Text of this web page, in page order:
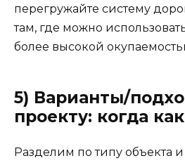
перегружайте систему
там, где можно
более высокой
5) Варианты/
проекту: когда
Разделим по типу объекта